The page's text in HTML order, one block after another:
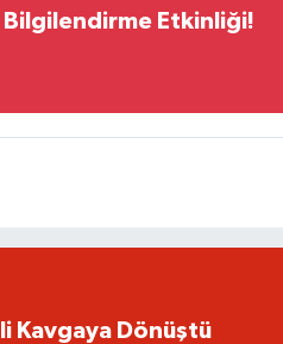
Bilgilendirme Etkinliği!
Kavgaya Dönüştü